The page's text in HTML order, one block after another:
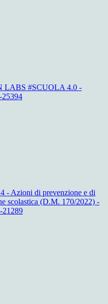
LABS #SCUOLA 4.0 -
- Azioni di prevenzione e di
scolastica (D.M. 170/2022) -
21289